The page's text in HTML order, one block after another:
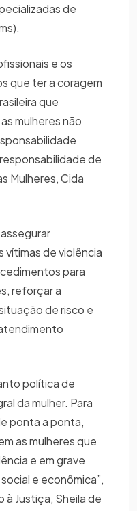
de
e os
que ter a coragem
que
mulheres não
de
Mulheres, Cida
vítimas de violência
para
reforçar a
de risco e
política de
da mulher. Para
ponta a ponta,
as mulheres que
e em grave
e econômica”,
à Justiça, Sheila de